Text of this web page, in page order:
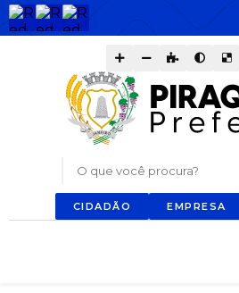
O que você procura?
CIDADÃO EMPRESA